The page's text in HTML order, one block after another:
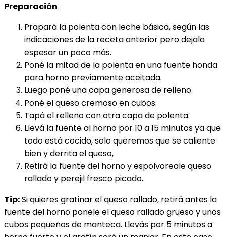
Preparación
Prapará la polenta con leche básica, según las
indicaciones de la receta anterior pero dejala
espesar un poco más.
Poné la mitad de la polenta en una fuente honda
para horno previamente aceitada.
Luego poné una capa generosa de relleno.
Poné el queso cremoso en cubos.
Tapá el relleno con otra capa de polenta.
Llevá la fuente al horno por 10 a 15 minutos ya que
todo está cocido, solo queremos que se caliente
bien y derrita el queso,
Retirá la fuente del horno y espolvoreale queso
rallado y perejil fresco picado.
Tip:Si quieres gratinar el queso rallado, retirá antes la
fuente del horno ponele el queso rallado grueso y unos
cubos pequeños de manteca. Llevás por 5 minutos a